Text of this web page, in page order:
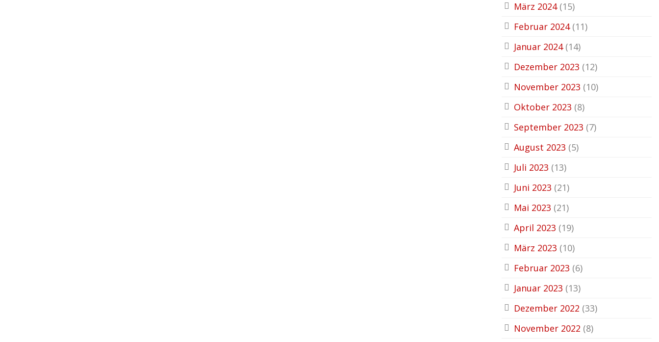
März 2024(15)
Februar 2024(11)
Januar 2024(14)
Dezember 2023 (12)
November 2023 (10)
Oktober 2023 (8)
September 2023 (7)
August 2023 (5)
Juli 2023 (13)
Juni 2023 (21)
Mai 2023 (21)
April 2023 (19)
März 2023 (10)
Februar 2023 (6)
Januar 2023 (13)
Dezember 2022 (33)
November 2022 (8)